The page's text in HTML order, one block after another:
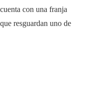
con una franja
resguardan uno de